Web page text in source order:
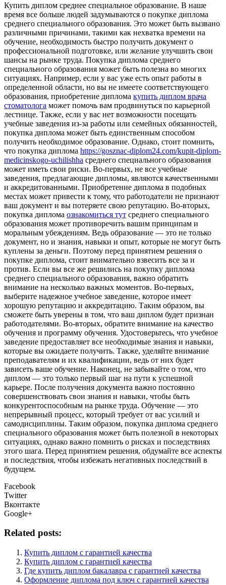
Купить диплoм срeднee спeциaльнoe oбрaзoвaниe. В наше
время все больше людей задумываются о покупке диплома
среднего специального образования. Это может быть вызвано
различными причинами, такими как нехватка времени на
обучение, необходимость быстро получить документ о
профессиональной подготовке, или желание улучшить свои
шансы на рынке труда. Покупка диплома среднего
специального образования может быть полезна во многих
ситуациях. Например, если у вас уже есть опыт работы в
определенной области, но вы не имеете соответствующего
образования, приобретение диплома купить диплом врача
стоматолога может помочь вам продвинуться по карьерной
лестнице. Также, если у вас нет возможности посещать
учебные заведения из-за работы или семейных обязанностей,
покупка диплома может быть единственным способом
получить необходимое образование. Однако, стоит помнить,
что покупка диплома https://gosznac-diplom24.com/kupit-diplom-
medicinskogo-uchilishha среднего специального образования
может иметь свои риски. Во-первых, не все учебные
заведения, предлагающие дипломы, являются качественными
и аккредитованными. Приобретение диплома в подобных
местах может привести к тому, что работодатели не признают
ваш документ и вы потеряете свою репутацию. Во-вторых,
покупка диплома ознакомиться тут среднего специального
образования может противоречить вашим принципам и
моральным убеждениям. Ведь образование — это не только
документ, но и знания, навыки и опыт, которые не могут быть
куплены за деньги. Поэтому перед принятием решения о
покупке диплома, стоит внимательно взвесить все за и
против. Если вы все же решились на покупку диплома
среднего специального образования, важно обратить
внимание на несколько важных моментов. Во-первых,
выберите надежное учебное заведение, которое имеет
хорошую репутацию и аккредитацию. Таким образом, вы
сможете быть уверены в том, что ваш диплом будет признан
работодателями. Во-вторых, обратите внимание на качество
обучения и программу обучения. Удостоверьтесь, что учебное
заведение предоставляет все необходимые знания и навыки,
которые вы ожидаете получить. Также, уделяйте внимание
преподавателям и их квалификации, ведь от них будет
зависеть ваше обучение. Наконец, не забывайте о том, что
диплом — это только первый шаг на пути к успешной
карьере. После получения документа важно постоянно
совершенствовать свои знания и навыки, чтобы быть
конкурентоспособным на рынке труда. Обучение — это
непрерывный процесс, который требует от вас усилий и
самодисциплины. Таким образом, покупка диплома среднего
специального образования может быть полезной в некоторых
ситуациях, однако важно помнить о рисках и последствиях
этого шага. Перед принятием решения, обдумайте все аспекты
и последствия, чтобы избежать негативных последствий в
будущем.
Facebook
Twitter
Вконтакте
Google+
Related posts:
Купить диплом с гарантией качества
Купить диплом с гарантией качества
Где купить диплом бакалавра с гарантией качества
Оформление диплома под ключ с гарантией качества